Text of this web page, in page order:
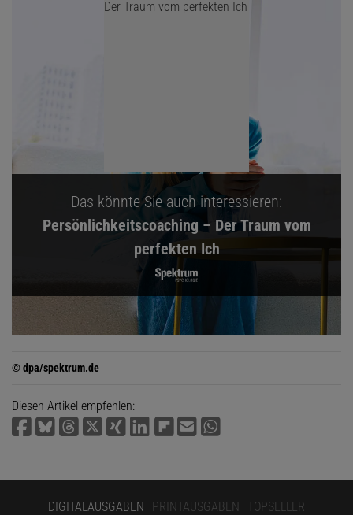
Das könnte Sie auch interessieren:
Persönlichkeitscoaching – Der Traum vom
perfekten Ich
© dpa/spektrum.de
Diesen Artikel empfehlen:
DIGITALAUSGABEN PRINTAUSGABEN TOPSELLER